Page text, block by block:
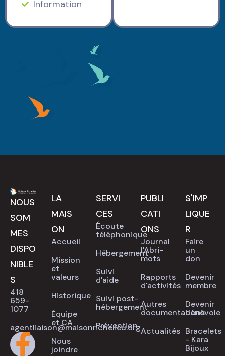
Information
NOUS
SOM
MES
DISPO
NIBLE
S
418
659-
1077
agentliaison@maisonrichelieu.org
LA
MAIS
ON
Accueil
Mission
et
valeurs
Historique
Équipe
et CA
Nous
joindre
SERVI
CES
Écoute
téléphonique
Hébergement
Suivi
d'aide
Suivi post-
hébergement
Prévention
PUBLI
CATI
ONS
Journal
l'Abri-
mots
Rapports
d'activités
Autres
documentations
Actualités
S'IMP
LIQUE
R
Faire
un
don
Devenir
membre
Devenir
bénévole
Bracelets
- Kara
Bijoux